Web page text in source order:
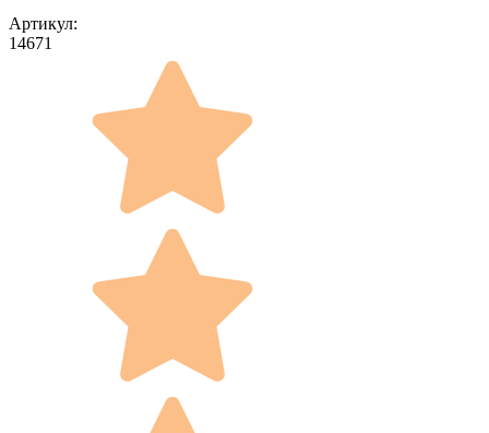
Артикул:
14671